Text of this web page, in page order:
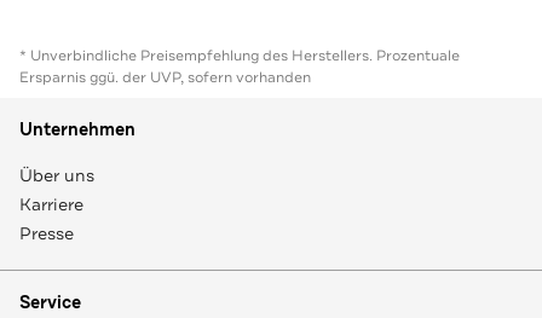
* Unverbindliche Preisempfehlung des Herstellers. Prozentuale
Ersparnis ggü. der UVP, sofern vorhanden
Unternehmen
Über uns
Karriere
Presse
Service